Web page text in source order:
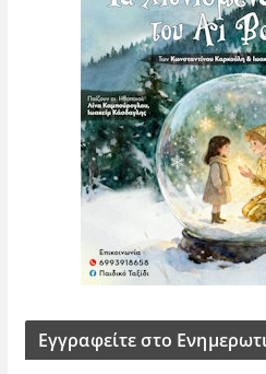
Εγγραφείτε στο